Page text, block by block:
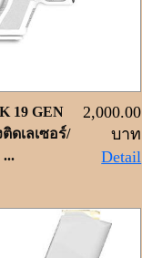
19 GEN
ติดเลเซอร์/
2,000.00
บาท
Detail